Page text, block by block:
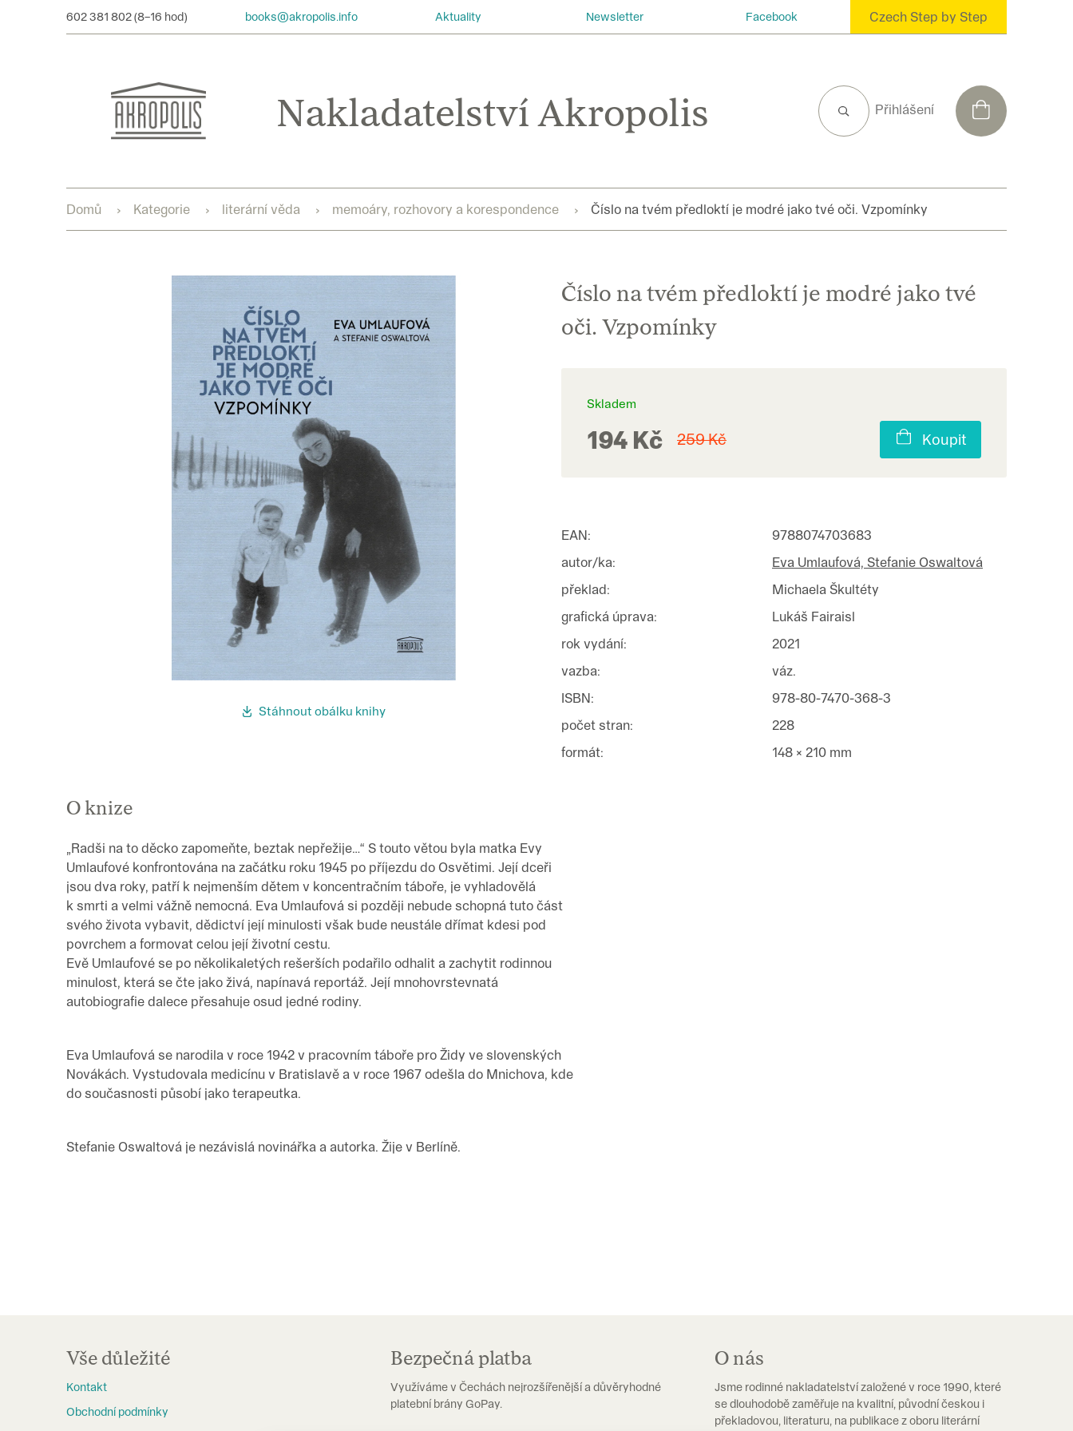
602 381 802 books@akropolis.info Aktuality Newsletter Facebook Czech Step by Step
Přihlášení
KOŠÍK
Domů Kategorie literární věda memoáry, rozhovory a korespondence Číslo na tvém předloktí je modré jako tvé oči. Vzpomínky
Stáhnout obálku knihy
Číslo na tvém předloktí je modré jako tvé
oči. Vzpomínky
Skladem
259 Kč
194 Kč Koupit
EAN:
9788074703683
autor/ka:
Eva Umlaufová, Stefanie Oswaltová
překlad:
Michaela Škultéty
grafická úprava:
Lukáš Fairaisl
rok vydání:
2021
vazba:
váz.
ISBN:
978-80-7470-368-3
počet stran:
228
formát: 148 × 210 mm
O knize
„Radši na to děcko zapomeňte, beztak nepřežije…“ S touto větou byla matka Evy
Umlaufové konfrontována na začátku roku 1945 po příjezdu do Osvětimi. Její dceři
jsou dva roky, patří k nejmenším dětem v koncentračním táboře, je vyhladovělá
k smrti a velmi vážně nemocná. Eva Umlaufová si později nebude schopná tuto část
svého života vybavit, dědictví její minulosti však bude neustále dřímat kdesi pod
povrchem a formovat celou její životní cestu.
Evě Umlaufové se po několikaletých rešerších podařilo odhalit a zachytit rodinnou
minulost, která se čte jako živá, napínavá reportáž. Její mnohovrstevnatá
autobiografie dalece přesahuje osud jedné rodiny.
Eva Umlaufová se narodila v roce 1942 v pracovním táboře pro Židy ve slovenských
Novákách. Vystudovala medicínu v Bratislavě a v roce 1967 odešla do Mnichova, kde
do současnosti působí jako terapeutka.
Stefanie Oswaltová je nezávislá novinářka a autorka. Žije v Berlíně.
Vše důležité
Kontakt
Obchodní podmínky
Bezpečná platba
Využíváme v Čechách nejrozšířenější a důvěryhodné
platební brány GoPay.
O nás
Jsme rodinné nakladatelství založené v roce 1990, které
se dlouhodobě zaměřuje na kvalitní, původní českou i
překladovou, literaturu, na publikace z oboru literární